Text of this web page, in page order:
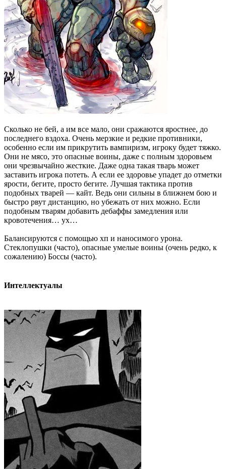
Сколько не бей, а им все мало, они сражаются яростнее, до
последнего вздоха. Очень мерзкие и редкие противники,
особенно если им прикрутить вампиризм, игроку будет тяжко.
Они не мясо, это опасные воины, даже с полным здоровьем
они чрезвычайно жесткие. Даже одна такая тварь может
заставить игрока потеть. А если ее здоровье упадет до отметки
ярости, бегите, просто бегите. Лучшая тактика против
подобных тварей — кайт. Ведь они сильны в ближнем бою и
быстро рвут дистанцию, но убежать от них можно. Если
подобным тварям добавить дебаффы замедления или
кровотечения… ух…
Балансируются с помощью хп и наносимого урона.
Стеклопушки (часто), опасные умелые воины (очень редко, к
сожалению) Боссы (часто).
Интеллектуалы